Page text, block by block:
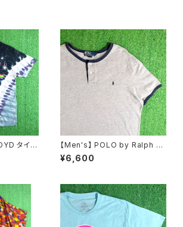
タイダ
ツ T-Sh
BLUE
【Men's】 POLO by Ralph La
uren 鹿の子素材 ヘンリーネッ
ク トップス / ラルフローレン ポ
¥6,600